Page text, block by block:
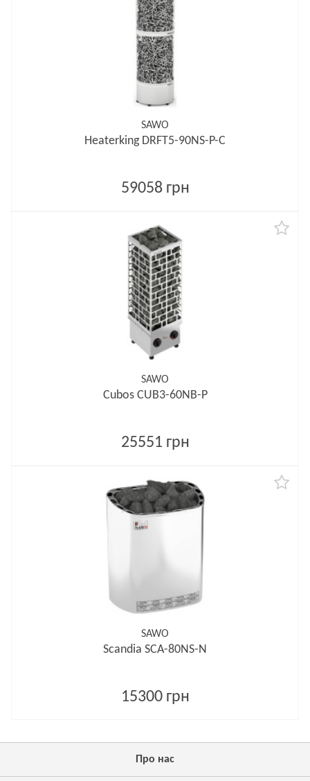
SAWO
Heaterking DRFT5-90NS-P-C
59058 грн
SAWO
Cubos CUB3-60NB-P
25551 грн
SAWO
Scandia SCA-80NS-N
15300 грн
Про нас